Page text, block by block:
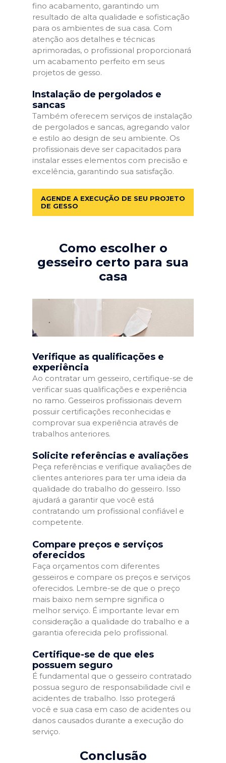
fino acabamento, garantindo um
resultado de alta qualidade e sofisticação
para os ambientes de sua casa. Com
atenção aos detalhes e técnicas
aprimoradas, o profissional proporcionará
um acabamento perfeito em seus
projetos de gesso.
Instalação de pergolados e
sancas
Também oferecem serviços de instalação
de pergolados e sancas, agregando valor
e estilo ao design de seu ambiente. Os
profissionais deve ser capacitados para
instalar esses elementos com precisão e
excelência, garantindo sua satisfação.
AGENDE A EXECUÇÃO DE SEU PROJETO
DE GESSO
Como escolher o
gesseiro certo para sua
casa
Verifique as qualificações e
experiência
Ao contratar um gesseiro, certifique-se de
verificar suas qualificações e experiência
no ramo. Gesseiros profissionais devem
possuir certificações reconhecidas e
comprovar sua experiência através de
trabalhos anteriores.
Solicite referências e avaliações
Peça referências e verifique avaliações de
clientes anteriores para ter uma ideia da
qualidade do trabalho do gesseiro. Isso
ajudará a garantir que você está
contratando um profissional confiável e
competente.
Compare preços e serviços
oferecidos
Faça orçamentos com diferentes
gesseiros e compare os preços e serviços
oferecidos. Lembre-se de que o preço
mais baixo nem sempre significa o
melhor serviço. É importante levar em
consideração a qualidade do trabalho e a
garantia oferecida pelo profissional.
Certifique-se de que eles
possuem seguro
É fundamental que o gesseiro contratado
possua seguro de responsabilidade civil e
acidentes de trabalho. Isso protegerá
você e sua casa em caso de acidentes ou
danos causados durante a execução do
serviço.
Conclusão